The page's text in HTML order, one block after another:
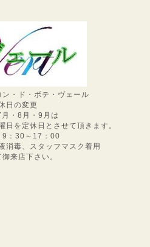
・ド・ボテ・ヴェール
日の変更
・8月・9月は
日を定休日とさせて頂きます。
9：30～17：00
消毒、スタッフマスク着用
来店下さい。